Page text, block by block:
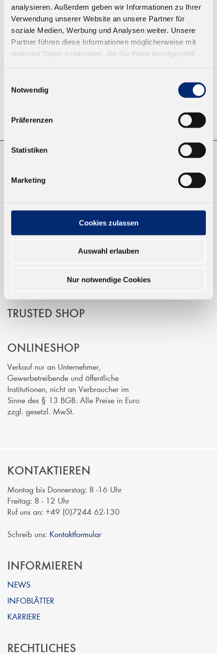
analysieren. Außerdem geben wir Informationen zu Ihrer
Verwendung unserer Website an unsere Partner für
soziale Medien, Werbung und Analysen weiter. Unsere
Partner führen diese Informationen möglicherweise mit
weiteren Daten zusammen, die Sie ihnen bereitgestellt
Notwendig
Präferenzen
Statistiken
Marketing
Cookies zulassen
Auswahl erlauben
Nur notwendige Cookies
Ab 14,26 € zzgl. MwSt.
ZUM WARENKORB
© KLEIBERIT SE & CO. KG, Max-Becker-Str. 4, 76356 Weingarten,
NEUKUNDEN
EINFACH BEZAHLEN
TRUSTED SHOP
ONLINESHOP
Verkauf nur an Unternehmer,
Gewerbetreibende und öffentliche
Institutionen, nicht an Verbraucher im
Sinne des § 13 BGB. Alle Preise in Euro
zzgl. gesetzl. MwSt.
KONTAKTIEREN
Montag bis Donnerstag: 8 -16 Uhr
Freitag: 8 - 12 Uhr
Ruf uns an: +49 (0)7244 62-130
Schreib uns: Kontaktformular
INFORMIEREN
NEWS
INFOBLÄTTER
KARRIERE
RECHTLICHES